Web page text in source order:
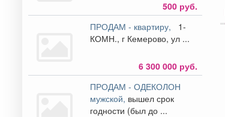
500 руб.
ПРОДАМ - квартиру,
1-
КОМН., г Кемерово, ул ...
6 300 000 руб.
ПРОДАМ - ОДЕКОЛОН
мужской, вышел срок
годности (был до ...